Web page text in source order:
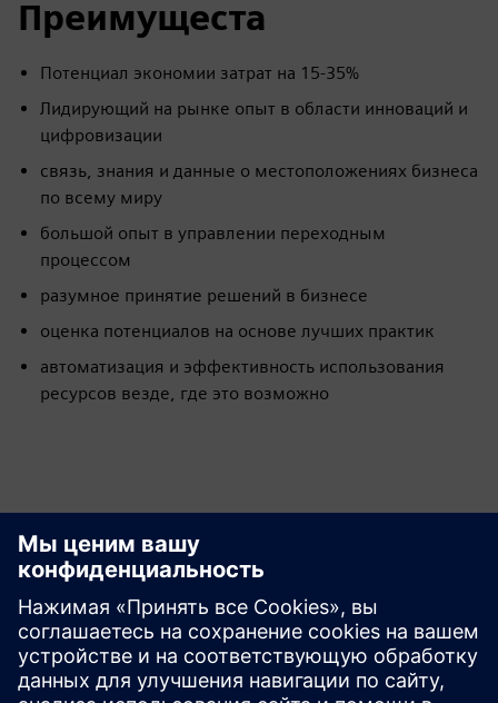
Преимущеста
Потенциал экономии затрат на 15-35%
Лидирующий на рынке опыт в области инноваций и
цифровизации
связь, знания и данные о местоположениях бизнеса
по всему миру
большой опыт в управлении переходным
процессом
разумное принятие решений в бизнесе
оценка потенциалов на основе лучших практик
автоматизация и эффективность использования
ресурсов везде, где это возможно
Изучайте ресурсы и
сопутствующие
продукты